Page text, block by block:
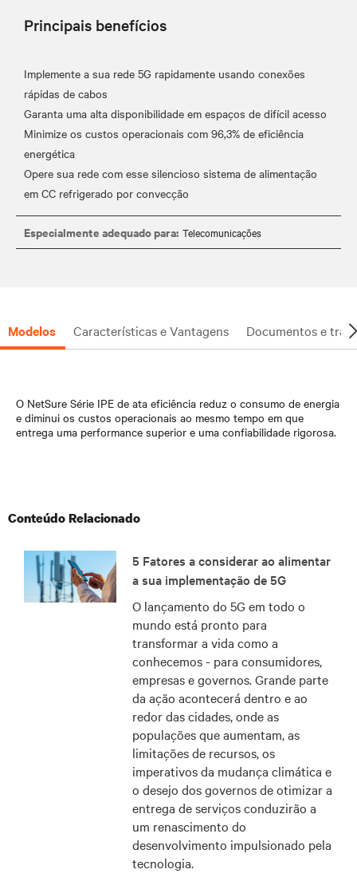
Principais benefícios
Implemente a sua rede 5G rapidamente usando conexões
rápidas de cabos
Garanta uma alta disponibilidade em espaços de difícil acesso
Minimize os custos operacionais com 96,3% de eficiência
energética
Opere sua rede com esse silencioso sistema de alimentação
Especialmente adequado para: Telecomunicações
Modelos Características e Vantagens Documentos e
O NetSure Série IPE de ata eficiência reduz o consumo de energia
e diminui os custos operacionais ao mesmo tempo em que
entrega uma performance superior e uma confiabilidade rigorosa.
Conteúdo Relacionado
5 Fatores a considerar ao alimentar
a sua implementação de 5G
O lançamento do 5G em todo o
mundo está pronto para
transformar a vida como a
conhecemos - para consumidores,
empresas e governos. Grande parte
da ação acontecerá dentro e ao
redor das cidades, onde as
populações que aumentam, as
limitações de recursos, os
imperativos da mudança climática e
o desejo dos governos de otimizar a
entrega de serviços conduzirão a
um renascimento do
desenvolvimento impulsionado pela
tecnologia.